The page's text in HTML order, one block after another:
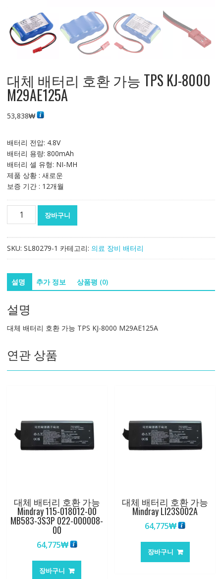
대체 배터리 호환 가능 TPS KJ-8000
M29AE125A
53,838₩
배터리 전압: 4.8V
배터리 용량: 800mAh
배터리 셀 유형: NI-MH
제품 상황 : 새로운
보증 기간 : 12개월
리
환
가
TPS
8000
수
량
장바구니
SKU: SL80279-1 카테고리: 의료 장비 배터리
설명 추가 정보 상품평 (0)
설명
대체 배터리 호환 가능 TPS KJ-8000 M29AE125A
연관 상품
대체 배터리 호환 가능
Mindray 115-018012-00
MB583-3S3P 022-000008-
00
64,775₩
장바구니
대체 배터리 호환 가능
Mindray LI23S002A
64,775₩
장바구니